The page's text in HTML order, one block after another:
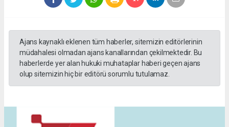
Ajans kaynaklı eklenen tüm haberler, sitemizin editörlerinin
müdahalesi olmadan ajans kanallarından çekilmektedir. Bu
haberlerde yer alan hukuki muhataplar haberi geçen ajans
olup sitemizin hiç bir editörü sorumlu tutulamaz.